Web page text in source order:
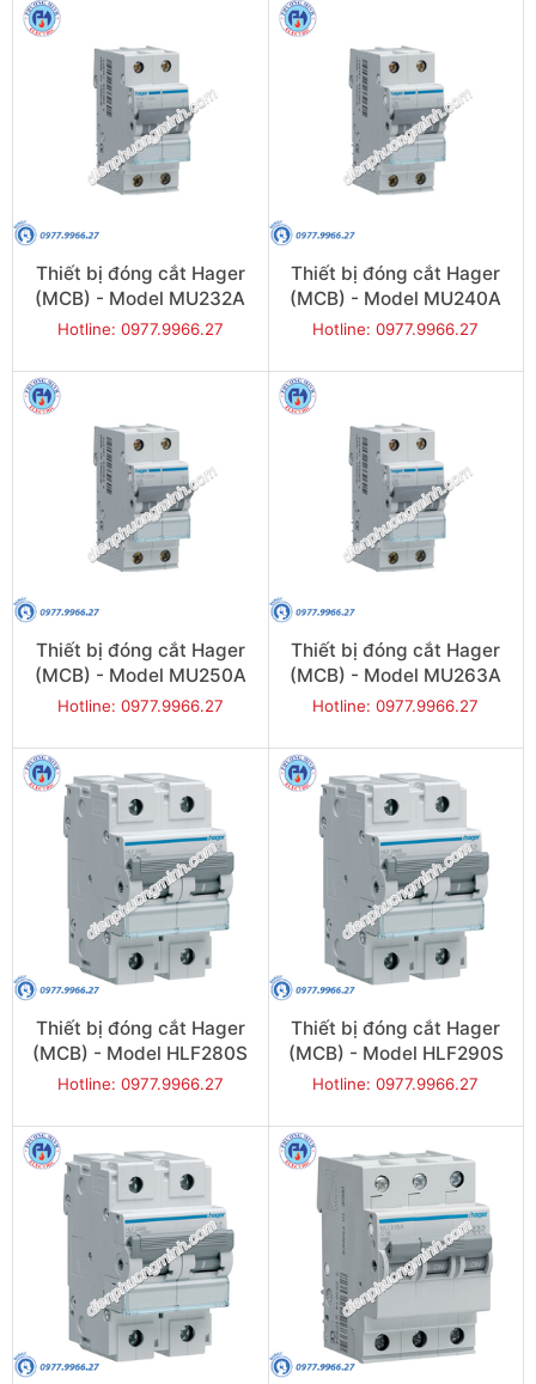
Thiết bị đóng cắt Hager
(MCB) - Model MU232A
Hotline: 0977.9966.27
Thiết bị đóng cắt Hager
(MCB) - Model MU240A
Hotline: 0977.9966.27
Thiết bị đóng cắt Hager
(MCB) - Model MU250A
Hotline: 0977.9966.27
Thiết bị đóng cắt Hager
(MCB) - Model MU263A
Hotline: 0977.9966.27
Thiết bị đóng cắt Hager
(MCB) - Model HLF280S
Hotline: 0977.9966.27
Thiết bị đóng cắt Hager
(MCB) - Model HLF290S
Hotline: 0977.9966.27